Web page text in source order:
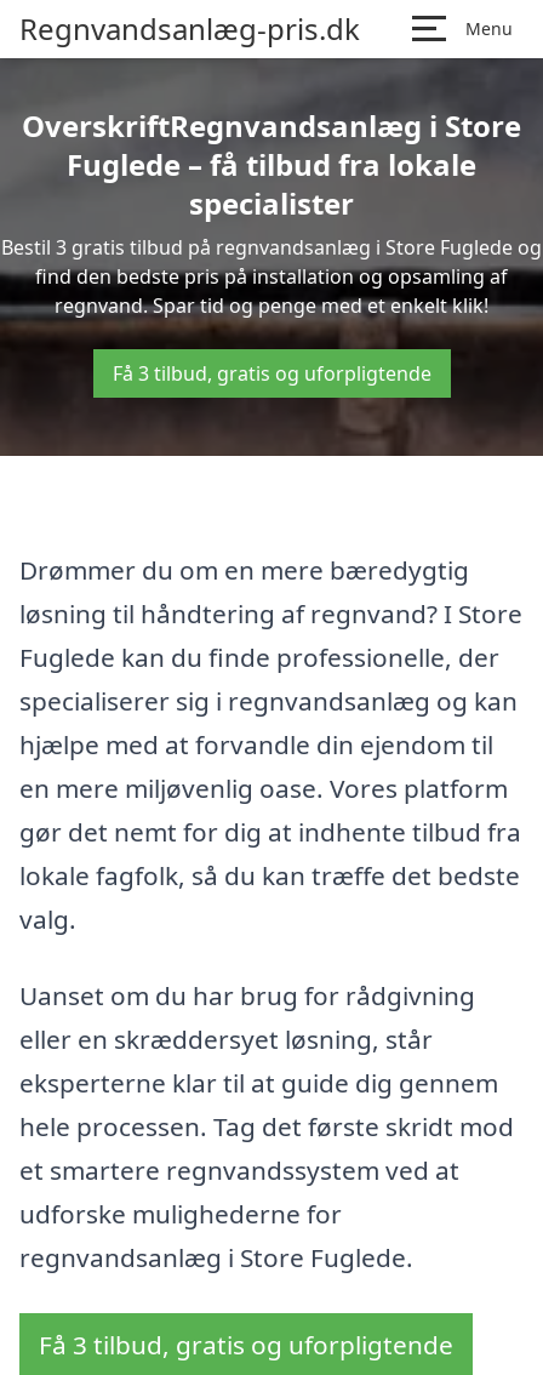
Regnvandsanlæg-pris.dk Menu
OverskriftRegnvandsanlæg i Store
Fuglede – få tilbud fra lokale
specialister
Bestil 3 gratis tilbud på regnvandsanlæg i Store Fuglede og
find den bedste pris på installation og opsamling af
regnvand. Spar tid og penge med et enkelt klik!
Få 3 tilbud, gratis og uforpligtende
Drømmer du om en mere bæredygtig
løsning til håndtering af regnvand? I Store
Fuglede kan du finde professionelle, der
specialiserer sig i regnvandsanlæg og kan
hjælpe med at forvandle din ejendom til
en mere miljøvenlig oase. Vores platform
gør det nemt for dig at indhente tilbud fra
lokale fagfolk, så du kan træffe det bedste
valg.
Uanset om du har brug for rådgivning
eller en skræddersyet løsning, står
eksperterne klar til at guide dig gennem
hele processen. Tag det første skridt mod
et smartere regnvandssystem ved at
udforske mulighederne for
regnvandsanlæg i Store Fuglede.
Få 3 tilbud, gratis og uforpligtende